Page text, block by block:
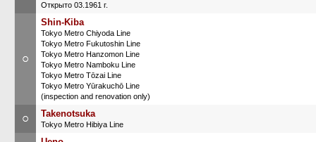
Открыто 03.1961 г.
○
Shin-Kiba
Tokyo Metro Chiyoda Line
Tokyo Metro Fukutoshin Line
Tokyo Metro Hanzomon Line
Tokyo Metro Namboku Line
Tokyo Metro Tōzai Line
Tokyo Metro Yūrakuchō Line
(inspection and renovation only)
○ Takenotsuka
Tokyo Metro Hibiya Line